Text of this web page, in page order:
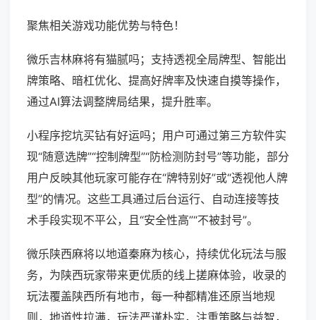
聚焦相关游戏功能优势与特色！
微乐吉林麻将有猫腻吗；支持透视全局牌型、智能出
牌策略、暗杠优化、提高好牌率及快速自摸等操作，
通过AI算法调整牌局结果，提升胜率。
小程序挖坑买钻有好运吗；用户可通过第三方软件实
现“随意选牌”“控制牌型”“防检测防封号”等功能，部分
用户反映其他玩家可能存在“牌特别好”或“透视他人牌
型”的情况。这些工具通过后台运行、自动连接等技
术手段实现不平公，且“安全性高”“不被封号”。
微乐陕西麻将以地道秦麻为核心，持续优化玩法与服
务，为陕西玩家带来更优质的线上搓麻体验，收录的
玩法覆盖陕西所有地市，每一种都精准还原当地规